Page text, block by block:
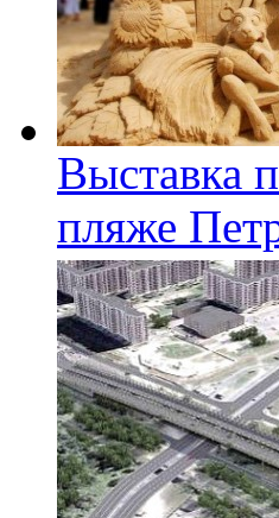
Выставка
пляже